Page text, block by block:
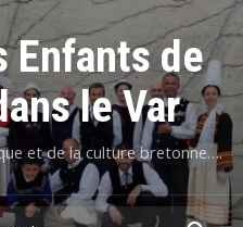
Enfants de
le Var
et de la culture bretonne….